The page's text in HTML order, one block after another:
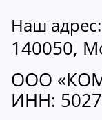
Наш адрес:
140050,
ООО
ИНН: